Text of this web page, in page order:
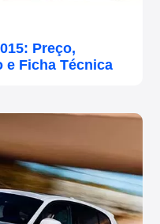
Preço,
e Ficha Técnica